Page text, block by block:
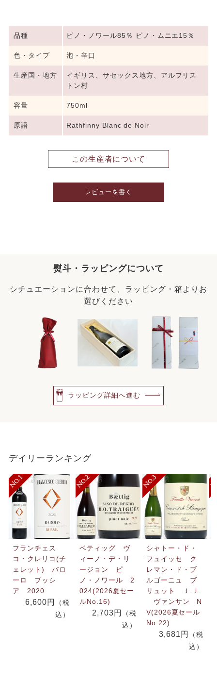
品種 ピノ・ノワール85％ ピノ・ムニエ15％
色・タイプ 泡・辛口
生産国・地方
イギリス、サセックス地方、アルフリス
トン村
容量 750ml
原語 Rathfinny Blanc de Noir
この生産者について
レビューを書く
熨斗・ラッピングについて
シチュエーションに合わせて、ラッピング・箱よりお
選びください
ラッピング詳細へ進む
デイリーランキング
フランチェス
コ・クレリコ(チ
ェレット) バロ
ーロ ブッシ
ア 2020
6,600円
（税
込）
ベティッグ ヴ
ィーノ・デ・リ
ージョン ピ
ノ・ノワール 2
024(2026夏セー
ルNo.16)
2,703円
（税
込）
シャトー・ド・
フュイッセ ク
レマン・ド・ブ
ルゴーニュ ブ
リュット Ｊ.Ｊ.
ヴァンサン N
V(2026夏セール
No.22)
3,681円
（税
込）